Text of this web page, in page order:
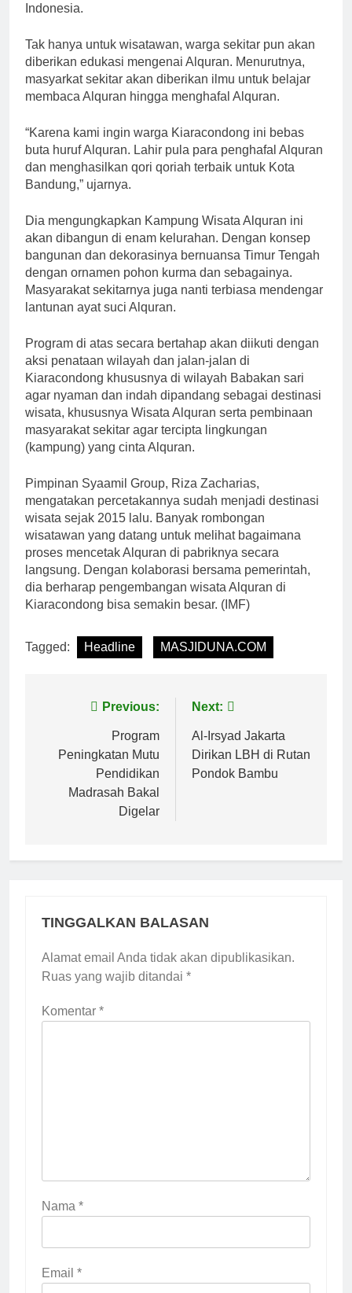
Indonesia.
Tak hanya untuk wisatawan, warga sekitar pun akan
diberikan edukasi mengenai Alquran. Menurutnya,
masyarkat sekitar akan diberikan ilmu untuk belajar
membaca Alquran hingga menghafal Alquran.
“Karena kami ingin warga Kiaracondong ini bebas
buta huruf Alquran. Lahir pula para penghafal Alquran
dan menghasilkan qori qoriah terbaik untuk Kota
Bandung,” ujarnya.
Dia mengungkapkan Kampung Wisata Alquran ini
akan dibangun di enam kelurahan. Dengan konsep
bangunan dan dekorasinya bernuansa Timur Tengah
dengan ornamen pohon kurma dan sebagainya.
Masyarakat sekitarnya juga nanti terbiasa mendengar
lantunan ayat suci Alquran.
Program di atas secara bertahap akan diikuti dengan
aksi penataan wilayah dan jalan-jalan di
Kiaracondong khususnya di wilayah Babakan sari
agar nyaman dan indah dipandang sebagai destinasi
wisata, khususnya Wisata Alquran serta pembinaan
masyarakat sekitar agar tercipta lingkungan
(kampung) yang cinta Alquran.
Pimpinan Syaamil Group, Riza Zacharias,
mengatakan percetakannya sudah menjadi destinasi
wisata sejak 2015 lalu. Banyak rombongan
wisatawan yang datang untuk melihat bagaimana
proses mencetak Alquran di pabriknya secara
langsung. Dengan kolaborasi bersama pemerintah,
dia berharap pengembangan wisata Alquran di
Kiaracondong bisa semakin besar. (IMF)
Tagged: Headline MASJIDUNA.COM
NavigasiPrevious:
Program
Peningkatan Mutu
Pendidikan
Madrasah Bakal
Digelar
Next:
Al-Irsyad Jakarta
Dirikan LBH di Rutan
Pondok Bambu
TINGGALKAN BALASAN
Alamat email Anda tidak akan dipublikasikan.
Ruas yang wajib ditandai *
Komentar *
Nama *
Email *